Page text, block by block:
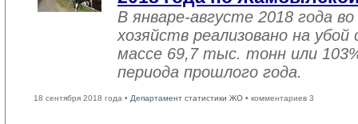
В январе-августе 2018 года
хозяйств реализовано на
массе 69,7 тыс. тонн или
периода прошлого года.
18 сентября 2018 года • Департамент статистики ЖО • комментариев 3